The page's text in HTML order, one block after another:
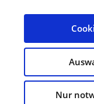
Nur
Ansprechpartner
Kulturen
Kann